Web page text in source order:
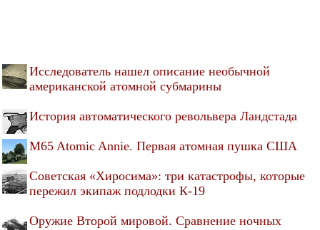
Исследователь нашел описание необычной
американской атомной субмарины
История автоматического револьвера Ландстада
M65 Atomic Annie. Первая атомная пушка США
Советская «Хиросима»: три катастрофы, которые
пережил экипаж подлодки К-19
Оружие Второй мировой. Сравнение ночных